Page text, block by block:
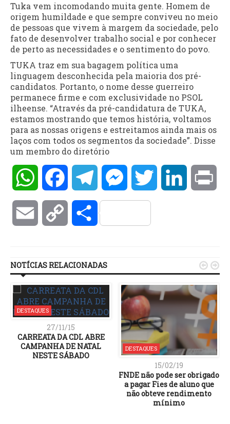
Tuka vem incomodando muita gente. Homem de
origem humildade e que sempre conviveu no meio
de pessoas que vivem à margem da sociedade, pelo
fato de desenvolver trabalho social e por conhecer
de perto as necessidades e o sentimento do povo.
TUKA traz em sua bagagem política uma
linguagem desconhecida pela maioria dos pré-
candidatos. Portanto, o nome desse guerreiro
permanece firme e com exclusividade no PSOL
ilheense. “Através da pré-candidatura de TUKA,
estamos mostrando que temos história, voltamos
para as nossas origens e estreitamos ainda mais os
laços com todos os segmentos da sociedade”. Disse
um membro do diretório
WhatsAppFacebookTelegramMessengerTwitter LinkedIn
Email Copy Compartilhar
NOTÍCIAS RELACIONADAS
DESTAQUES
27/11/15
CARREATA DA CDL ABRE
CAMPANHA DE NATAL
NESTE SÁBADO
DESTAQUES
15/02/19
FNDE não pode ser obrigado
a pagar Fies de aluno que
não obteve rendimento
mínimo
 